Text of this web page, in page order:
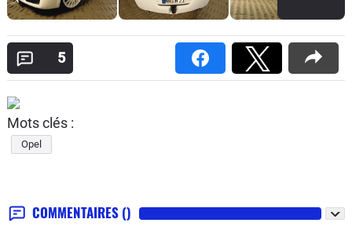
5
Mots clés :
Opel
COMMENTAIRES ()